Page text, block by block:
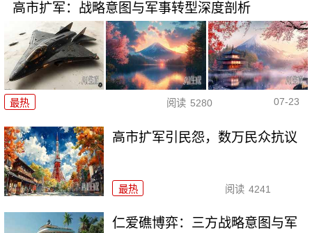
高市扩军：战略意图与军事转型深度剖析
最热 阅读 5280 07-23
高市扩军引民怨，数万民众抗议
最热 阅读 4241
仁爱礁博弈：三方战略意图与军